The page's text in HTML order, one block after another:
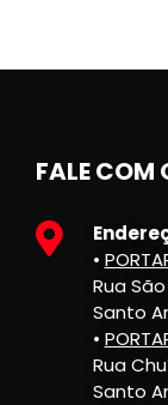
FALE
•
Rua
Santo
•
Rua
Santo